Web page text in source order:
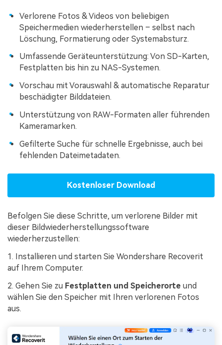
Verlorene Fotos & Videos von beliebigen
Speichermedien wiederherstellen – selbst nach
Löschung, Formatierung oder Systemabsturz.
Umfassende Geräteunterstützung: Von SD-Karten,
Festplatten bis hin zu NAS-Systemen.
Vorschau mit Vorauswahl & automatische Reparatur
beschädigter Bilddateien.
Unterstützung von RAW-Formaten aller führenden
Kameramarken.
Gefilterte Suche für schnelle Ergebnisse, auch bei
fehlenden Dateimetadaten.
Kostenloser Download
Befolgen Sie diese Schritte, um verlorene Bilder mit
dieser Bildwiederherstellungssoftware
wiederherzustellen:
1. Installieren und starten Sie Wondershare Recoverit
auf Ihrem Computer.
2. Gehen Sie zu Festplatten und Speicherorte und
wählen Sie den Speicher mit Ihren verlorenen Fotos
aus.